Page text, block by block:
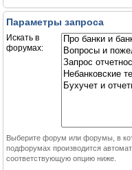
Параметры запроса
Искать в
форумах:
Выберите форум или форумы, в
подфорумах производится
соответствующую опцию ниже.